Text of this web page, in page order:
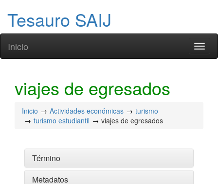
Tesauro SAIJ
Inicio
viajes de egresados
Inicio Actividades económicas
turismo
turismo estudiantil
viajes de egresados
Término
Metadatos